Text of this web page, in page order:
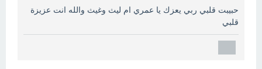
حبيبت قلبي ربي يعزك يا عمري ام ليث وغيث والله انت عزيزة
قلبي